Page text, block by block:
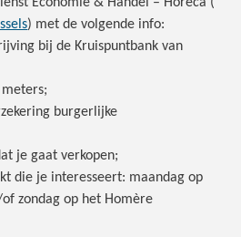
) met de volgende info:
bij de Kruispuntbank van
burgerlijke
je gaat verkopen;
die je interesseert: maandag op
zondag op het Homère